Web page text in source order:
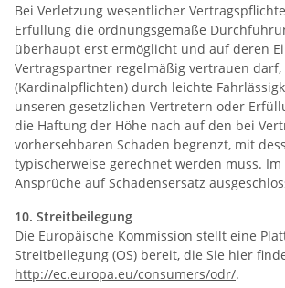
Bei Verletzung wesentlicher
Erfüllung die ordnungsgemäße
überhaupt erst ermöglicht und auf deren
Vertragspartner regelmäßig vertrauen darf,
(Kardinalpflichten) durch leichte
unseren gesetzlichen Vertretern oder
die Haftung der Höhe nach auf den bei
vorhersehbaren Schaden begrenzt, mit
typischerweise gerechnet werden muss.
Ansprüche auf Schadensersatz
10. Streitbeilegung
Die Europäische Kommission stellt eine
Streitbeilegung (OS) bereit, die Sie hier
http://ec.europa.eu/consumers/odr/.